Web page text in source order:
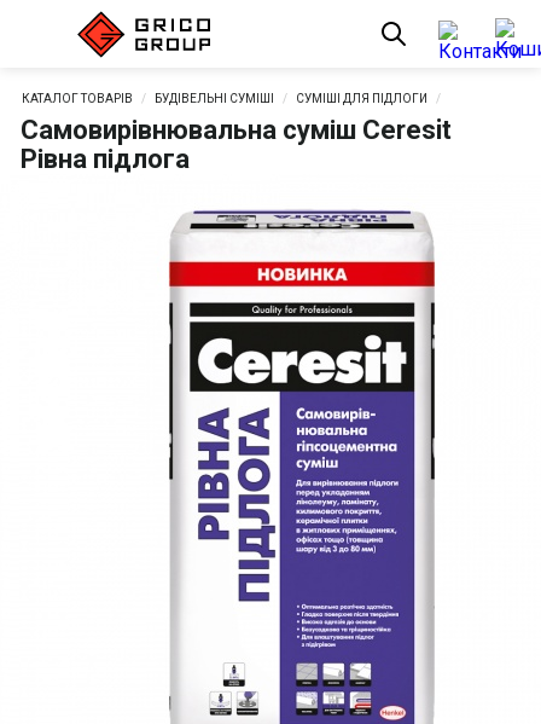
КАТАЛОГ ТОВАРІВ БУДІВЕЛЬНІ СУМІШІ СУМІШІ ДЛЯ ПІДЛОГИ
Самовирівнювальна суміш Ceresit
Рівна підлога